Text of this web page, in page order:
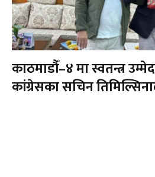
काठमाडौँ–४ मा स्वतन्त्र
कांग्रेसका सचिन